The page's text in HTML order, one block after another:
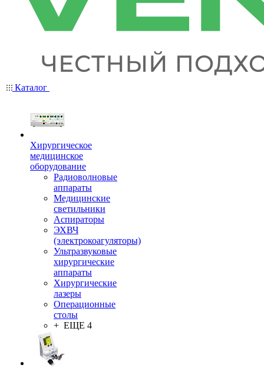
Каталог
Хирургическое
медицинское
оборудование
Радиоволновые
аппараты
Медицинские
светильники
Аспираторы
ЭХВЧ
(электрокоагуляторы)
Ультразвуковые
хирургические
аппараты
Хирургические
лазеры
Операционные
столы
+ ЕЩЕ 4